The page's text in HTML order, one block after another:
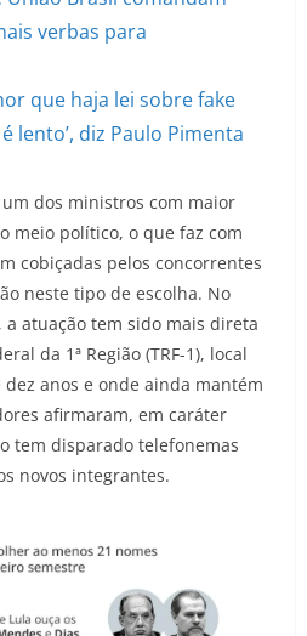
verbas para
que haja lei sobre fake
lento’, diz Paulo Pimenta
um dos ministros com maior
meio político, o que faz com
cobiçadas pelos concorrentes
neste tipo de escolha. No
atuação tem sido mais direta
da 1ª Região (TRF-1), local
anos e onde ainda mantém
afirmaram, em caráter
tem disparado telefonemas
novos integrantes.